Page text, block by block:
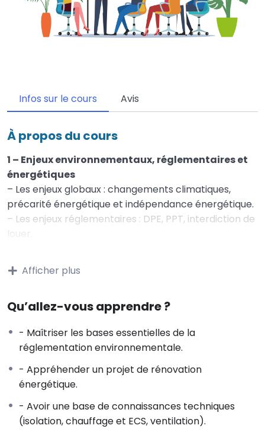
Infos sur le cours Avis
À propos du cours
1 – Enjeux environnementaux, réglementaires et
énergétiques
– Les enjeux globaux : changements climatiques,
précarité énergétique et indépendance énergétique.
– Les enjeux réglementaires : DPE, PPT, interdiction de
louer.
bâtiment, économies d’énergie, valeur verte / décote
grise, conformité réglementaire.
d’énergie du secteur bâtiment et objectif d’un parc
– Consommation d’énergie d’un bâtiment ;
rénovation globale et performante
2 – Connaître le rôle des différents acteurs à
l’acte de construire
– Le maître d‘ouvrage, le maître d’ouvrage délégué,
l’assistant au maître d’ouvrage.
Afficher plus
Qu’allez-vous apprendre ?
- Maîtriser les bases essentielles de la
réglementation environnementale.
- Appréhender un projet de rénovation
énergétique.
- Avoir une base de connaissances techniques
(isolation, chauffage et ECS, ventilation).